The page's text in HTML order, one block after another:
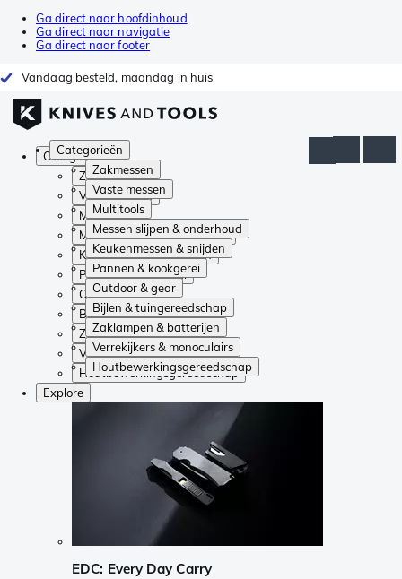
Ga direct naar hoofdinhoud
Ga direct naar navigatie
Ga direct naar footer
Vandaag besteld, maandag in huis
Categorieën
Zakmessen
Vaste messen
Multitools
Messen slijpen & onderhoud
Keukenmessen & snijden
Pannen & kookgerei
Outdoor & gear
Bijlen & tuingereedschap
Zaklampen & batterijen
Verrekijkers & monoculairs
Houtbewerkingsgereedschap
Categorieën
Zakmessen
Vaste messen
Multitools
Messen slijpen & onderhoud
Keukenmessen & snijden
Pannen & kookgerei
Outdoor & gear
Bijlen & tuingereedschap
Zaklampen & batterijen
Verrekijkers & monoculairs
Houtbewerkingsgereedschap
Explore
EDC: Every Day Carry